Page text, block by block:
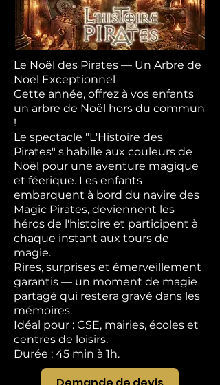
Le Noël des Pirates — Un Arbre de
Noël Exceptionnel
Cette année, offrez à vos enfants
un arbre de Noël hors du commun
!
Le spectacle "L'Histoire des
Pirates" s'habille aux couleurs de
Noël pour une aventure magique
et féerique. Les enfants
embarquent à bord du navire des
Magic Pirates, deviennent les
héros de l'histoire et participent à
chaque instant aux tours de
magie.
Rires, surprises et émerveillement
garantis — un moment de magie
partagé qui restera gravé dans les
mémoires.
Idéal pour : CSE, mairies, écoles et
centres de loisirs.
Durée : 45 min à 1h.